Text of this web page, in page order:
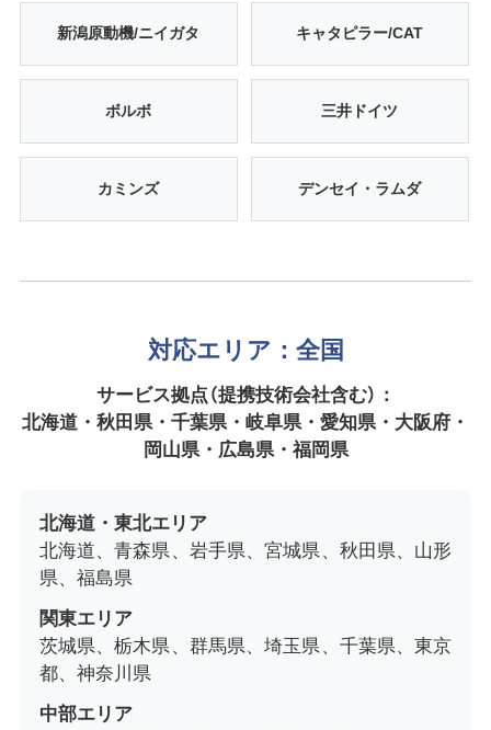
新潟原動機/ニイガタ キャタピラー/CAT
ボルボ 三井ドイツ
カミンズ デンセイ・ラムダ
対応エリア：全国
サービス拠点（提携技術会社含む）：
北海道・秋田県・千葉県・岐阜県・愛知県・大阪府・
岡山県・広島県・福岡県
北海道・東北エリア
北海道、青森県、岩手県、宮城県、秋田県、山形
県、福島県
関東エリア
茨城県、栃木県、群馬県、埼玉県、千葉県、東京
都、神奈川県
中部エリア